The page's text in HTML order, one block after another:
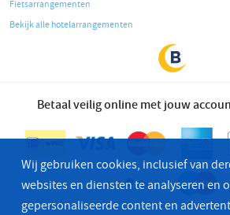
Fietsarrangementen
Bekijk alle hotelarrangementen
Betaal veilig online met jouw
Wij gebruiken cookies, inclusief van
websites en diensten te analyseren en
gepersonaliseerde content en